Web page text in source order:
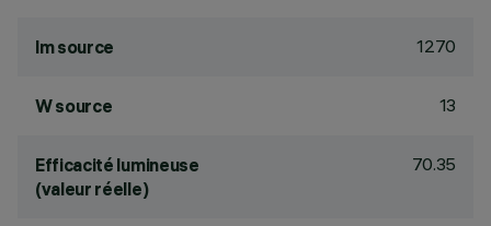
lm source 1270
W source 13
Efficacité lumineuse
(valeur réelle)
70.35